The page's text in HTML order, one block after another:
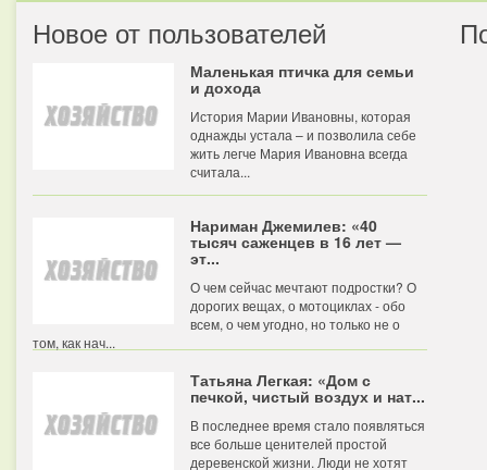
Новое от пользователей
Маленькая птичка для семьи
и дохода
История Марии Ивановны, которая
однажды устала – и позволила себе
жить легче Мария Ивановна всегда
считала...
Нариман Джемилев: «40
тысяч саженцев в 16 лет —
эт...
О чем сейчас мечтают подростки? О
дорогих вещах, о мотоциклах - обо
всем, о чем угодно, но только не о
том, как нач...
Татьяна Легкая: «Дом с
печкой, чистый воздух и нат...
В последнее время стало появляться
все больше ценителей простой
деревенской жизни. Люди не хотят